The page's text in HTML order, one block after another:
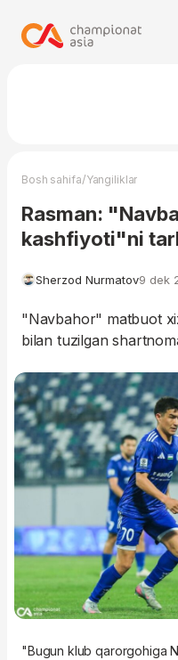
Bosh sahifa/Yangiliklar
Rasman:
kashfiyoti"ni
Sherzod Nurmatov9 dek
"Navbahor" matbuot
bilan tuzilgan
"Bugun klub qarorgohiga